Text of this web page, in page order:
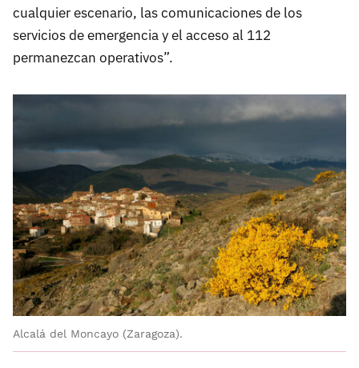
cualquier escenario, las comunicaciones de los
servicios de emergencia y el acceso al 112
permanezcan operativos”.
Alcalá del Moncayo (Zaragoza).